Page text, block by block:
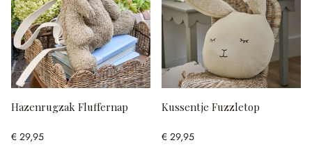
Hazenrugzak Fluffernap
€ 29,95
Kussentje Fuzzletop
€ 29,95